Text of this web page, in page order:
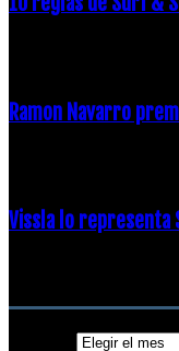
Ramon Navarro
Vissla lo representa